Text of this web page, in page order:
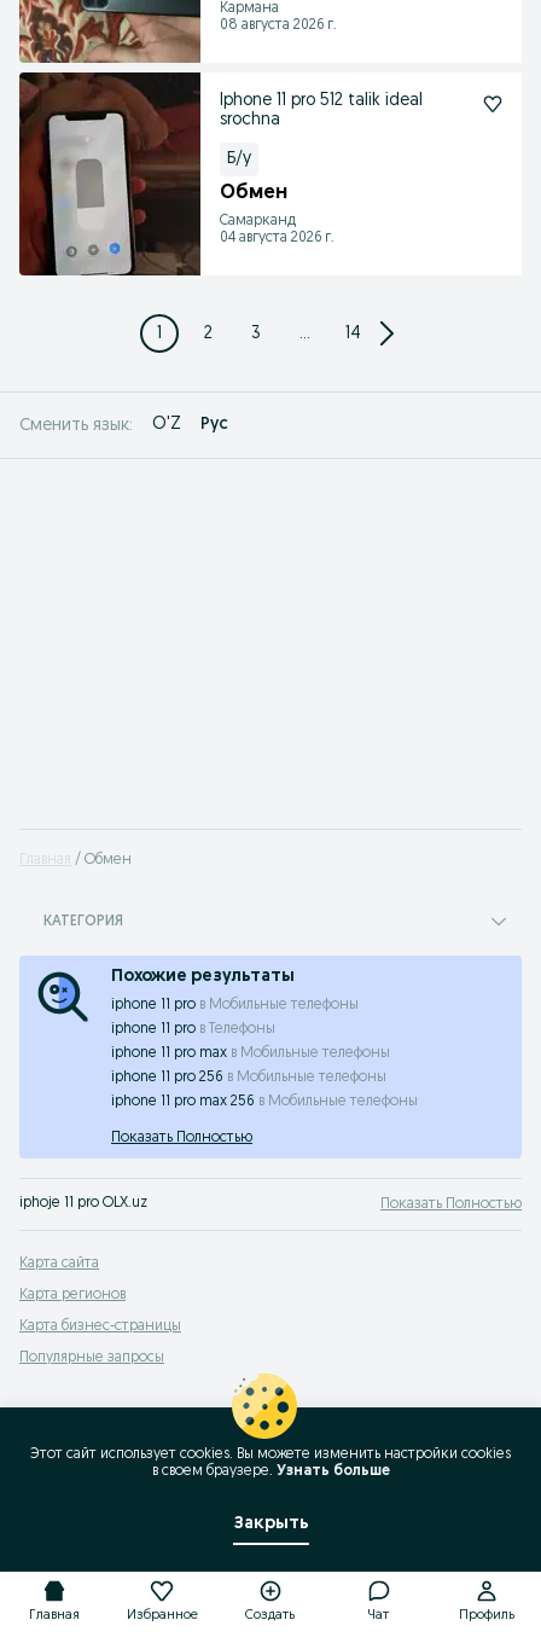
Кармана
08 августа 2026 г.
Iphone 11 pro 512 talik ideal
srochna
Б/у
Обмен
Самарканд
04 августа 2026 г.
1 2 3 ... 14
Сменить язык: O'Z Рус
Главная Обмен
КАТЕГОРИЯ
Похожие результаты
iphone 11 pro в Мобильные телефоны
iphone 11 pro в
Телефоны
iphone 11 pro max в Мобильные телефоны
iphone 11 pro 256 в Мобильные телефоны
iphone 11 pro max 256 в Мобильные телефоны
Показать Полностью
iphoje 11 pro OLX.uz Показать Полностью
Карта сайта
Карта регионов
Карта бизнес-страницы
Популярные запросы
Главная Избранное Создать Чат Профиль
Этот сайт использует cookies. Вы можете изменить настройки cookies
в своeм браузере. Узнать больше
Закрыть